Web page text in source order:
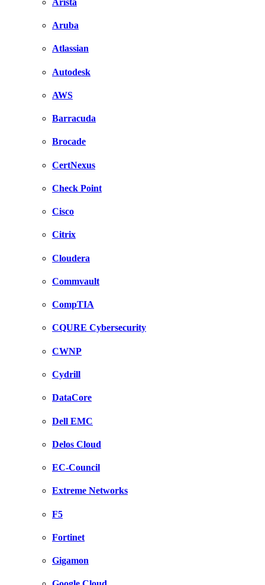
Aruba
Atlassian
Autodesk
AWS
Barracuda
Brocade
CertNexus
Check Point
Cisco
Citrix
Cloudera
Commvault
CompTIA
CQURE Cybersecurity
CWNP
Cydrill
DataCore
Dell EMC
Delos Cloud
EC-Council
Extreme Networks
F5
Fortinet
Gigamon